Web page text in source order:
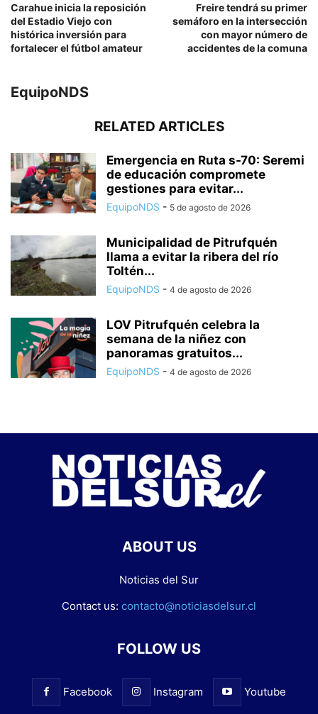
Carahue inicia la reposición
del Estadio Viejo con
histórica inversión para
fortalecer el fútbol amateur
Freire tendrá su primer
semáforo en la intersección
con mayor número de
accidentes de la comuna
EquipoNDS
RELATED ARTICLES
Emergencia en Ruta s-70: Seremi
de educación compromete
gestiones para evitar...
EquipoNDS - 5 de agosto de 2026
Municipalidad de Pitrufquén
llama a evitar la ribera del río
Toltén...
EquipoNDS - 4 de agosto de 2026
LOV Pitrufquén celebra la
semana de la niñez con
panoramas gratuitos...
EquipoNDS - 4 de agosto de 2026
ABOUT US
Noticias del Sur
Contact us: contacto@noticiasdelsur.cl
FOLLOW US
Facebook Instagram Youtube